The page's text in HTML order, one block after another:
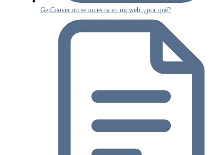
GetConver no se muestra en mi web, ¿por qué?